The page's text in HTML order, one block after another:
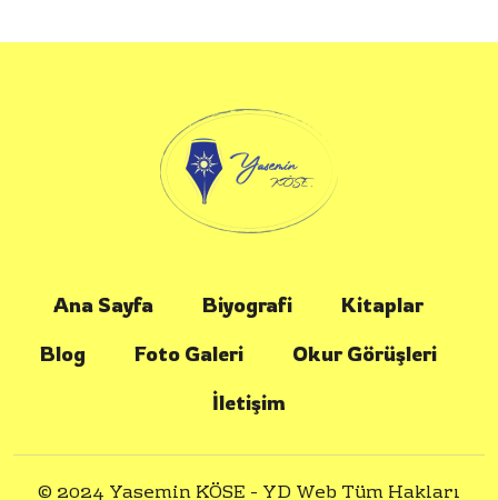
Ana Sayfa Biyografi
Kitaplar
Blog
Foto Galeri
Okur Görüşleri
İletişim
© 2024 Yasemin KÖSE - YD Web Tüm Hakları